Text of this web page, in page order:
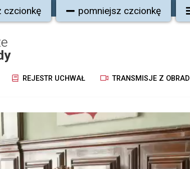
czcionkę pomniejsz czcionkę
REJESTR UCHWAŁ TRANSMISJE Z OBRAD